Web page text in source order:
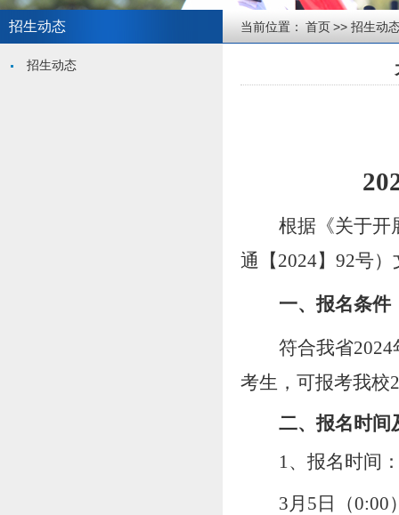
招生动态
招生动态
当前位置： 首页 招生动
根据《关于开
通【2024】92号）
一、报名条件
符合我省2024
考生， 可报考我校
二、报名时间
1、报名时间
3月 5 日 （0:00